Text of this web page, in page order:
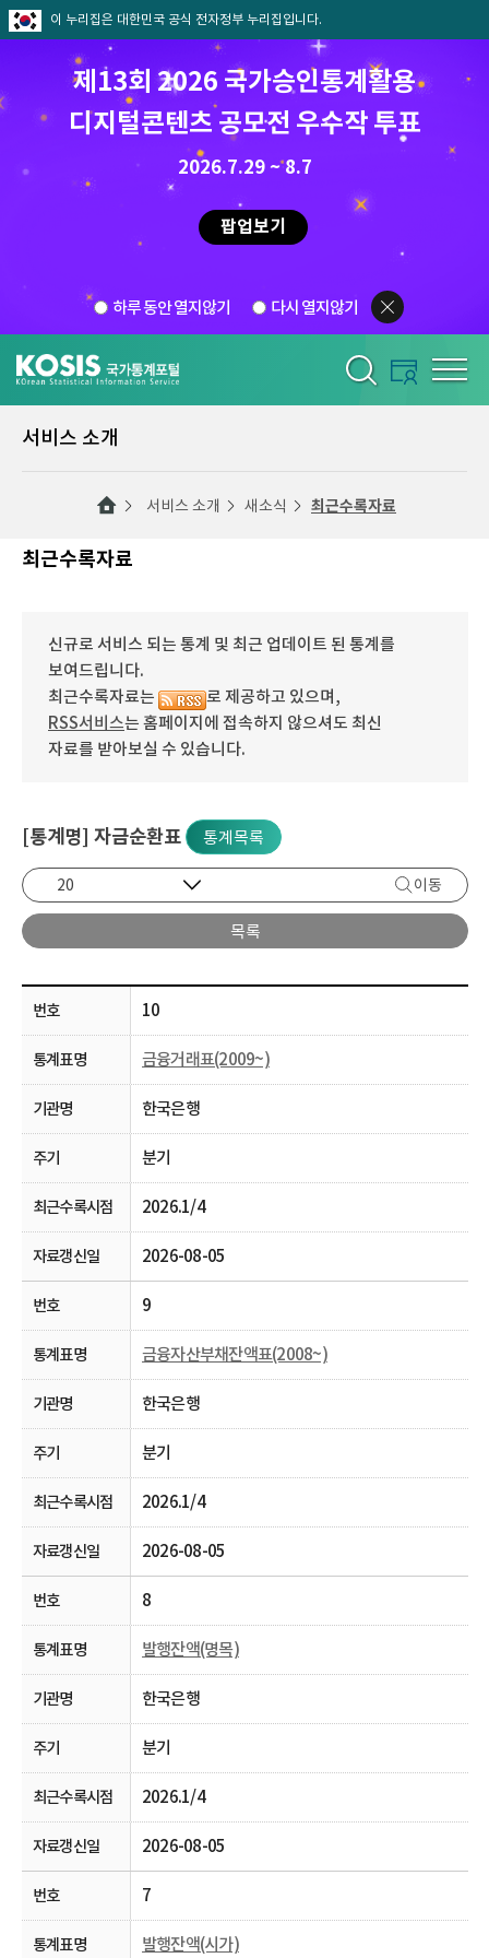
이 누리집은 대한민국 공식 전자정부 누리집입니다.
제13회 2026 국가승인통계활용
디지털콘텐츠 공모전 우수작 투표
2026.7.29 ~ 8.7
팝업보기
하루 동안 열지않기 다시 열지않기
서비스 소개
서비스 소개 새소식 최근수록자료
최근수록자료
신규로 서비스 되는 통계 및 최근 업데이트 된 통계를
보여드립니다.
최근수록자료는
로 제공하고 있으며,
RSS서비스는 홈페이지에 접속하지 않으셔도 최신
자료를 받아보실 수 있습니다.
[통계명] 자금순환표 통계목록
이동
목록
10
금융거래표(2009~)
한국은행
분기
2026.1/4
2026-08-05
9
금융자산부채잔액표(2008~)
한국은행
분기
2026.1/4
2026-08-05
8
발행잔액(명목)
한국은행
분기
2026.1/4
2026-08-05
7
발행잔액(시가)